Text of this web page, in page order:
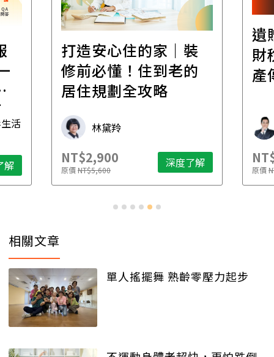
活
解
打造安心住的家｜裝
修前必懂！住到老的
居住規劃全攻略
林黛羚
NT$2,900
原價NT$5,600 深度了解
遺
財
產
原價
相關文章
單人搖擺舞 熟齡零壓力起步